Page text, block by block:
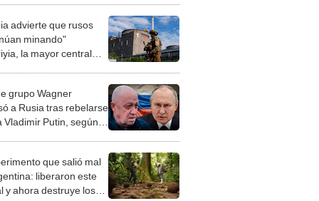
advierte que rusos
minando"
la mayor central
grupo Wagner
a Rusia tras rebelarse
Vladimir Putin, según
que salió mal
liberaron este
y ahora destruye los